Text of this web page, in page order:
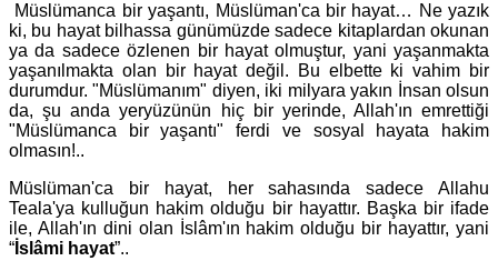
Müslümanca bir yaşantı, Müslüman'ca bir hayat… Ne yazık
ki, bu hayat bilhassa günümüzde sadece kitaplardan okunan
ya da sadece özlenen bir hayat olmuştur, yani yaşanmakta
yaşanılmakta olan bir hayat değil. Bu elbette ki vahim bir
durumdur. "Müslümanım" diyen, iki milyara yakın İnsan olsun
da, şu anda yeryüzünün hiç bir yerinde, Allah'ın emrettiği
"Müslümanca bir yaşantı" ferdi ve sosyal hayata hakim
olmasın!..
Müslüman'ca bir hayat, her sahasında sadece Allahu
Teala'ya kulluğun hakim olduğu bir hayattır. Başka bir ifade
ile, Allah'ın dini olan İslâm'ın hakim olduğu bir hayattır, yani
“ İslâmi hayat”..